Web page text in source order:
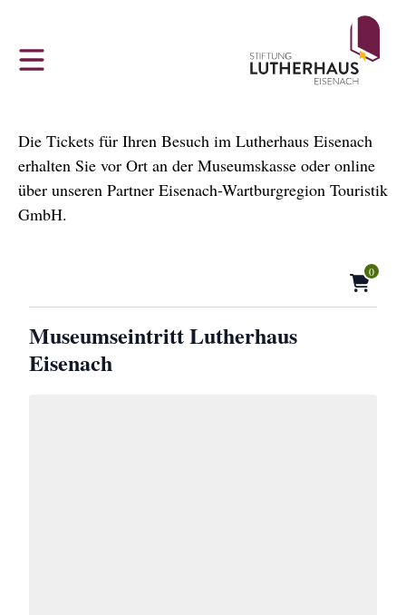
u
p
t
m
Die Tickets für Ihren Besuch im Lutherhaus Eisenach
erhalten Sie vor Ort an der Museumskasse oder online
über unseren Partner Eisenach-Wartburgregion Touristik
GmbH.
0
Museumseintritt Lutherhaus
Eisenach
Das Lutherhaus in Eisenach
‚Entjudungsinstitut‘
Luther in Eisenach
Vertrag widerrufen
Sprechen Sie uns an
Impressum
AGB